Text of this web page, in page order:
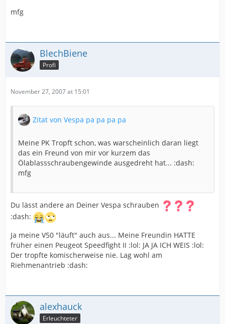
mfg
BlechBiene
Profi
November 27, 2007 at 15:01
Zitat von Vespa pa pa pa pa
Meine PK Tropft schon, was warscheinlich daran liegt
das ein Freund von mir vor kurzem das
Ölablassschraubengewinde ausgedreht hat... :dash:
mfg
Du lässt andere an Deiner Vespa schrauben
:dash:
Ja meine V50 "läuft" auch aus... Meine Freundin HATTE
früher einen Peugeot Speedfight II :lol: JA JA ICH WEIS :lol:
Der tropfte komischerweise nie. Lag wohl am
Riehmenantrieb :dash:
alexhauck
Erleuchteter